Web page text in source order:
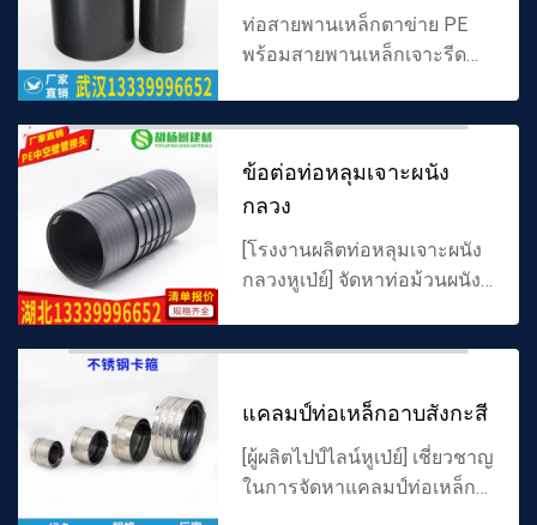
แข็งแรงสูงเพื่
ท่อสายพานเหล็กตาข่าย PE
พร้อมสายพานเหล็กเจาะรีด
มีกำลังรับแรงอัดมากกว่า 3
เท่า...
ข้อต่อท่อหลุมเจาะผนัง
กลวง
[โรงงานผลิตท่อหลุมเจาะผนัง
กลวงหูเป่ย์] จัดหาท่อม้วนผนัง
ข้อกำหนดที่สมบูรณ์คุณ...
แคลมป์ท่อเหล็กอาบสังกะสี
[ผู้ผลิตไปป์ไลน์หูเป่ย์] เชี่ยวชาญ
ในการจัดหาแคลมป์ท่อเหล็ก